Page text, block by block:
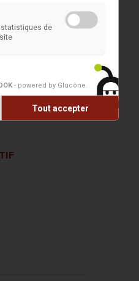
:
. de
- powered by Glucône
Tout accepter